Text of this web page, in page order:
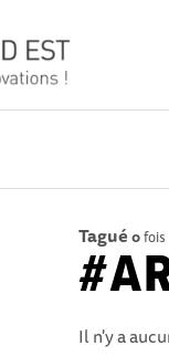
Tagué 0fois
Il n'y a